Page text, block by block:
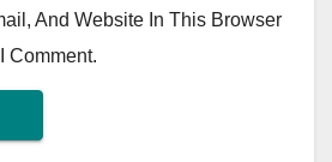
And Website In This Browser
Comment.